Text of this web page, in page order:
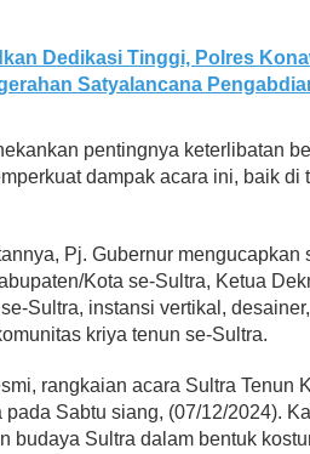
Dedikasi Tinggi, Polres
Satyalancana
pentingnya keterlibatan
dampak acara ini, baik di
Pj. Gubernur mengucapkan
Kota se-Sultra, Ketua
Sultra, instansi vertikal,
kriya tenun se-Sultra.
rangkaian acara Sultra Tenun
Sabtu siang, (07/12/2024).
budaya Sultra dalam bentuk